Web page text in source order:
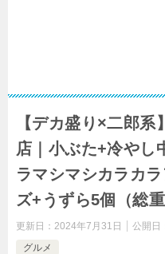
【デカ盛り×二郎系
店｜小ぶた+冷やし
ラマシマシカラカ
ズ+うずら5個（総
更新日： 2024年7月31日 公開日
グルメ